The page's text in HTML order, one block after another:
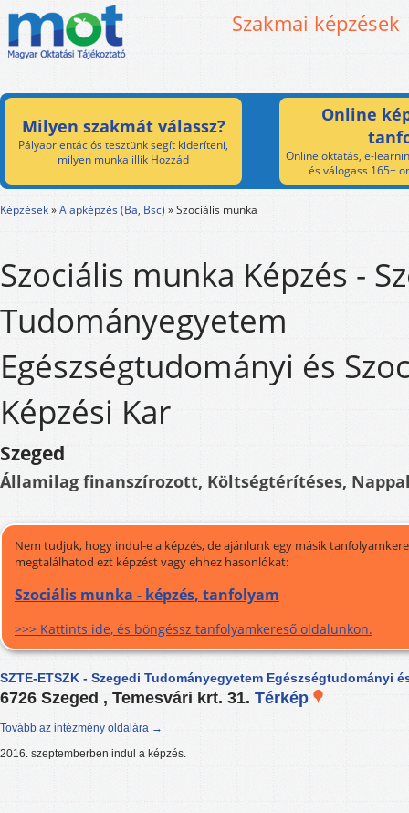
Szakmai képzések
Milyen szakmát válassz?
Pályaorientációs tesztünk segít kideríteni,
milyen munka illik Hozzád
Online
Online oktatás, e-
és válogass 165+
Képzések»Alapképzés (Ba, Bsc) »Szociális munka
Szociális munka Képzés -
Tudományegyetem
Egészségtudományi és
Képzési Kar
Szeged
Államilag finanszírozott, Költségtérítéses,
Nem tudjuk, hogy indul-e a képzés, de ajánlunk egy másik
megtalálhatod ezt képzést vagy ehhez hasonlókat:
Szociális munka - képzés, tanfolyam
>>> Kattints ide, és böngéssz tanfolyamkereső oldalunkon.
SZTE-ETSZK - Szegedi Tudományegyetem Egészségtudományi
6726 Szeged , Temesvári krt. 31. Térkép
Tovább az intézmény oldalára →
2016. szeptemberben indul a képzés.